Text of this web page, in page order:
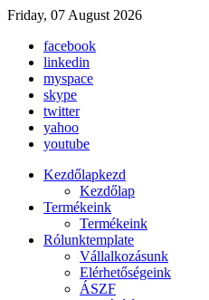
Friday, 07 August 2026
facebook
linkedin
myspace
skype
twitter
yahoo
youtube
Kezdőlapkezd
Kezdőlap
Termékeink
Termékeink
Rólunktemplate
Vállalkozásunk
Elérhetőségeink
ÁSZF